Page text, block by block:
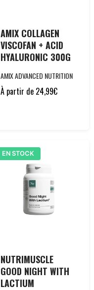
AMIX COLLAGEN
VISCOFAN + ACID
HYALURONIC 300G
AMIX ADVANCED NUTRITION
À partir de 24,99€
EN STOCK
NUTRIMUSCLE
GOOD NIGHT WITH
LACTIUM